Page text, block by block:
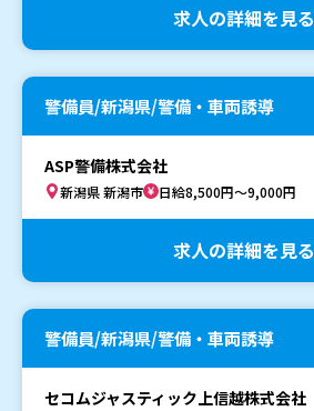
求人の詳細を見る
警備員/新潟県/警備・車両誘導
ASP警備株式会社
新潟県 新潟市 日給8,500円～9,000円
求人の詳細を見る
警備員/新潟県/警備・車両誘導
セコムジャスティック上信越株式会社